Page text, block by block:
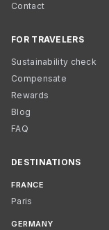
Contact
FOR TRAVELERS
Sustainability check
Compensate
Rewards
Blog
FAQ
DESTINATIONS
FRANCE
Paris
GERMANY